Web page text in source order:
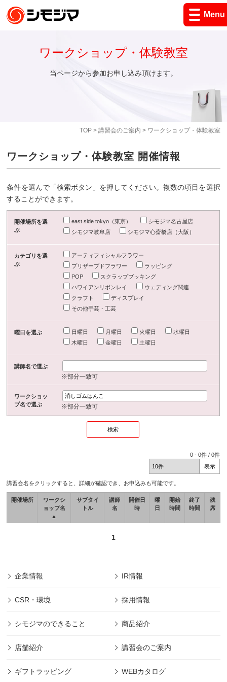
Menu
TOP> 講習会のご案内 > ワークショップ・体験教室
ワークショップ・体験教室
当ページから参加お申し込み頂けます。
ワークショップ・体験教室 開催情報
条件を選んで「検索ボタン」を押してください。複数の項目を選択
することができます。
開催場所を選
ぶ
east side tokyo（東京）
シモジマ名古屋店
シモジマ岐阜店
シモジマ心斎橋店（大阪）
カテゴリを選
ぶ
アーティフィシャルフラワー
プリザーブドフラワー
ラッピング
POP
スクラップブッキング
ハワイアンリボンレイ
ウェディング関連
クラフト
ディスプレイ
その他手芸・工芸
曜日を選ぶ 日曜日 月曜日 火曜日
水曜日
木曜日
金曜日 土曜日
講師名で選ぶ
※部分一致可
ワークショッ
プ名で選ぶ
※部分一致可
0 -0件 /0件
講習会名をクリックすると、詳細が確認でき、お申込みも可能です。
開催場所
ワークシ
ョップ名
▲
サブタイ
トル
講師
名
開催日
時
曜
日
開始
時間
終了
時間
残
席
1
企業情報 IR情報
CSR・環境 採用情報
シモジマのできること 商品紹介
店舗紹介 講習会のご案内
ギフトラッピング WEBカタログ